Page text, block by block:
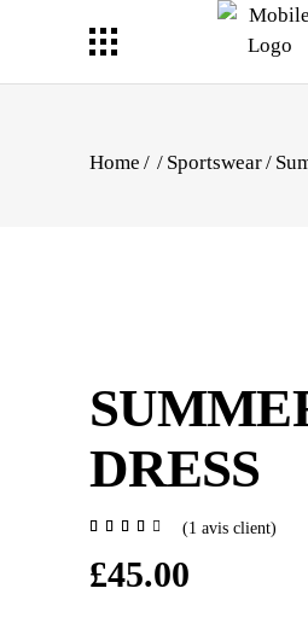
Home / / Sportswear/
DRESS
Noté
5
basé
(1 avis client)
£45.00